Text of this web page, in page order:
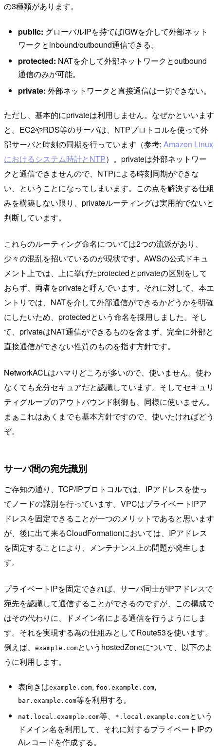
の3種類があります。
public: グローバルIPを持てばIGWを介して外部ネット
ワークとinbound/outbound通信できる。
protected: NATを介して外部ネットワークとoutbound
通信のみが可能。
private: 外部ネットワークと直接通信は一切できない。
ただし、基本的にprivateは利用しません。なぜかといいます
と。EC2やRDS等のサーバは、NTPプロトコルを使って外
部サーバと時刻の同期を行っています（参考: Amazon Linux
におけるシステム時計とNTP）。privateは外部ネットワー
クと通信できませんので、NTPによる時刻同期ができな
い、ということになってしまいます。この点を解決する仕組
みを構築しない限り、privateルーティングは実用的でないと
判断しています。
これらのルーティング命名については2つの流派があり、
少々の混乱を招いているのが現状です。AWSの公式ドキュ
メント上では、上に挙げたprotectedとprivateの区別をして
おらず、両者をprivateと呼んでいます。それに対して、本エ
ントリでは、NATを介して外部通信ができるかどうかを明確
にしたいため、protectedという命名を採用しました。そし
て、privateはNAT通信ができるものを含まず、完全に外部と
直接通信ができない性質のものを指す方針です。
NetworkACLはハマりどころが多いので、使いません。使わ
なくても充分セキュアだと認識しています。そしてセキュリ
ティグループのアウトバウンド制御も、同様に使いません。
まぁこれはあくまでも基本方針ですので、使いたければどう
ぞ。
サーバ間の宛先識別
ご存知の通り、TCP/IPプロトコルでは、IPアドレスを使っ
てノードの識別を行っています。VPCはプライベートIPア
ドレスを固定できることが一つのメリットであると思います
が、後に出て来るCloudFormationにおいては、IPアドレス
を固定することにより、メンテナンス上の問題が発生しま
す。
プライベートIPを固定できれば、サーバ同士がIPアドレスで
宛先を認識して通信することができるのですが、この構成で
はその代わりに、ドメイン名による通信を行うようにしま
す。それを実現する為の仕組みとしてRoute53を使います。
例えば、
example.comというhostedZoneについて、以下のよ
うに利用します。
表向きはexample.com, foo.example.com,
bar.example.com等を利用する。
nat.local.example.com等、 *.local.example.comという
ドメイン名を利用して、それに対するプライベートIPの
Aレコードを作成する。